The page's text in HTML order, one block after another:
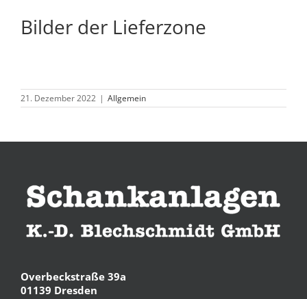
Bilder der Lieferzone
21. Dezember 2022 | Allgemein
Overbeckstraße 39a
01139 Dresden